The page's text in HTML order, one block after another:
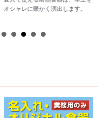
オシャレに暖かく演出します。